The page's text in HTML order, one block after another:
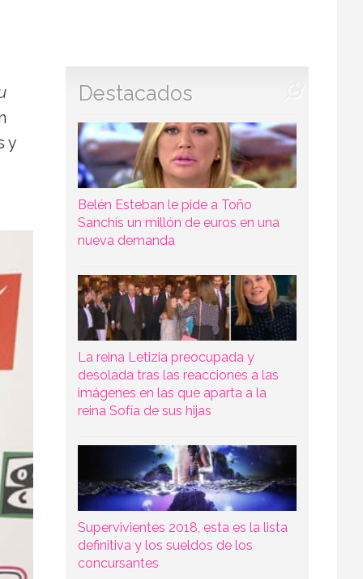
y
Destacados
Belén Esteban le pide a Toño
Sanchís un millón de euros en una
nueva demanda
La reina Letizia preocupada y
desolada tras las reacciones a las
imágenes en las que aparta a la
reina Sofía de sus hijas
Supervivientes 2018, esta es la lista
definitiva y los sueldos de los
concursantes